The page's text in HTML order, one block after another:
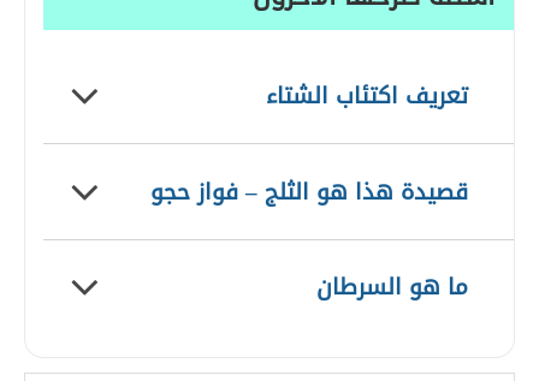
تعريف اكتئاب الشتاء
قصيدة هذا هو الثلج – فواز حجو
ما هو السرطان